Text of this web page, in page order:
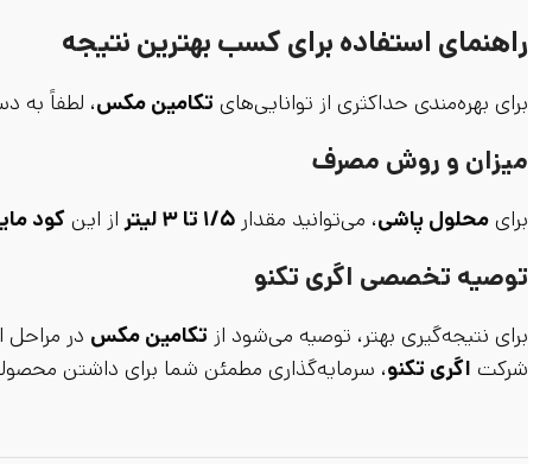
راهنمای استفاده برای کسب بهترین نتیجه
برای بهره‌مندی حداکثری از توانایی‌های تکامین مکس، لطفاً به
میزان و روش مصرف
برایمحلول پاشی، می‌توانید مقدار ۱/۵ تا ۳ لیتر از اینکود
توصیه تخصصی اگری تکنو
برای نتیجه‌گیری بهتر، توصیه می‌شود از تکامین مکس در مراحل
شرکت اگری تکنو، سرمایه‌گذاری مطمئن شما برای داشتن